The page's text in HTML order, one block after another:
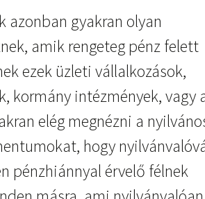
azonban gyakran olyan
amik rengeteg pénz felett
ezek üzleti vállalkozások,
kormány intézmények, vagy
elég megnézni a
hogy
pénzhiánnyal érvelő félnek